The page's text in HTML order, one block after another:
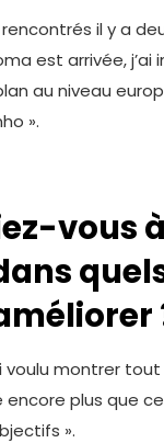
il y a
est arrivée,
au niveau
».
vous
voulu montrer
encore plus que
».